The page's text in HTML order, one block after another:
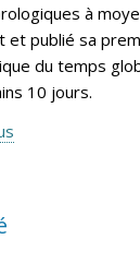
à
et publié sa
du temps
10 jours.